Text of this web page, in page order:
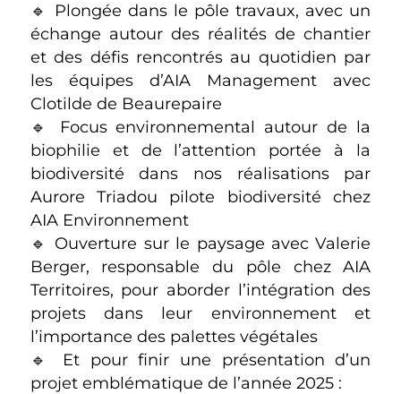
🔹 Plongée dans le pôle travaux, avec un
échange autour des réalités de chantier
et des défis rencontrés au quotidien par
les équipes d’AIA Management avec
Clotilde de Beaurepaire
🔹 Focus environnemental autour de la
biophilie et de l’attention portée à la
biodiversité dans nos réalisations par
Aurore Triadou pilote biodiversité chez
AIA Environnement
🔹 Ouverture sur le paysage avec Valerie
Berger, responsable du pôle chez AIA
Territoires, pour aborder l’intégration des
projets dans leur environnement et
l’importance des palettes végétales
🔹 Et pour finir une présentation d’un
projet emblématique de l’année 2025 :